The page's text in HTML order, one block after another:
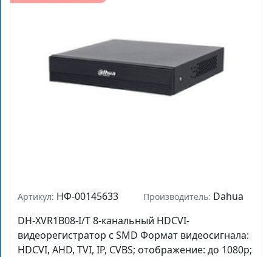
Артикул: НФ-00145633 Производитель: Dahua
DH-XVR1B08-I/T 8-канальный HDCVI-
видеорегистратор c SMD Формат видеосигнала:
HDCVI, AHD, TVI, IP, CVBS; отображение: до 1080p;